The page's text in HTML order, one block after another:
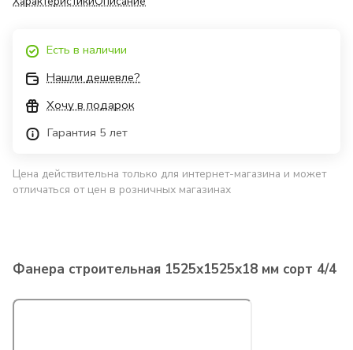
Есть в наличии
Нашли дешевле?
Хочу в подарок
Гарантия 5 лет
Цена действительна только для интернет-магазина и может
отличаться от цен в розничных магазинах
Фанера строительная 1525х1525х18 мм сорт 4/4